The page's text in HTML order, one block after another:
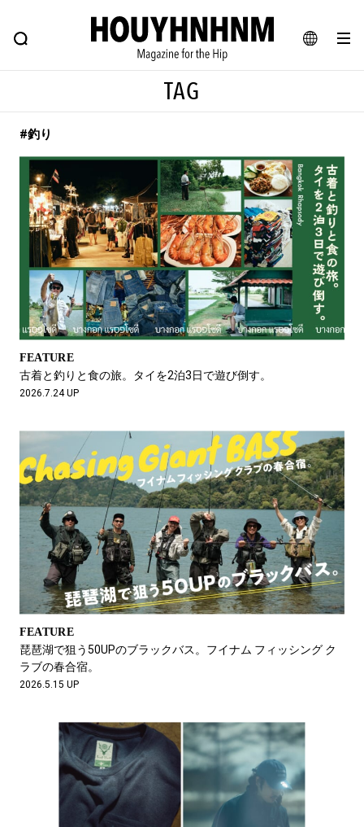
JA
FEATURE BLOG SNAP
ヒップなファッション、カルチャー、ライフスタイルWEBマガジン
#注目のタグ
#SHOPPING ADDICT #憧れの逸品
#ESSENTIAL DESIGNS #古着サミット
#NEW VINTAGE #マイナーグッド図鑑
#路地裏てぃーん。 #MONTHLY JOURNAL
#GH 銘品の所以 #フイナムのYouTube
#Commune H #FOCUS IT #AH.H
#ととけん #FASHION #MUSIC #MOVIE
#LIFESTYLE
#SPORTS
TAG
#釣り
FEATURE
古着と釣りと食の旅。タイを2泊3日で遊び倒す。
2026.7.24 UP
FEATURE
琵琶湖で狙う50UPのブラックバス。フイナム フィッシング ク
ラブの春合宿。
2026.5.15 UP